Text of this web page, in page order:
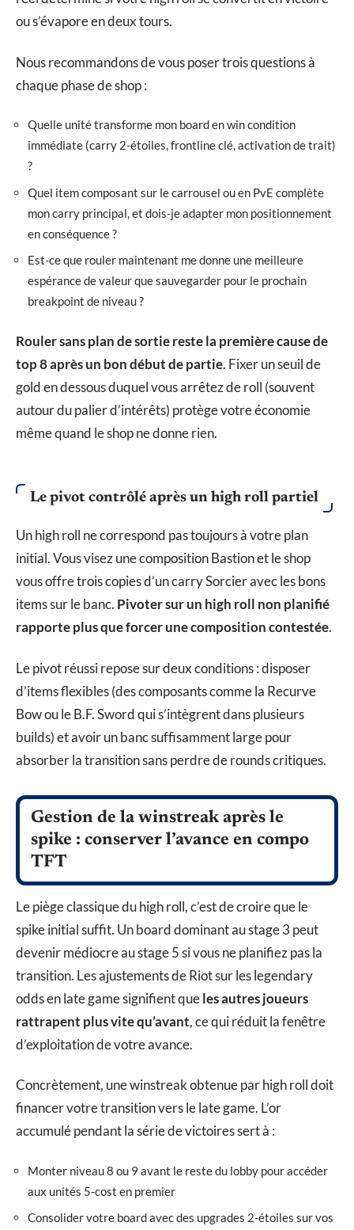
ou s’évapore en deux tours.
Nous recommandons de vous poser trois questions à
chaque phase de shop :
Quelle unité transforme mon board en win condition
immédiate (carry 2-étoiles, frontline clé, activation de trait)
?
Quel item composant sur le carrousel ou en PvE complète
mon carry principal, et dois-je adapter mon positionnement
en conséquence ?
Est-ce que rouler maintenant me donne une meilleure
espérance de valeur que sauvegarder pour le prochain
breakpoint de niveau ?
Rouler sans plan de sortie reste la première cause de
top 8 après un bon début de partie. Fixer un seuil de
gold en dessous duquel vous arrêtez de roll (souvent
autour du palier d’intérêts) protège votre économie
même quand le shop ne donne rien.
Le pivot contrôlé après un high roll partiel
Un high roll ne correspond pas toujours à votre plan
initial. Vous visez une composition Bastion et le shop
vous offre trois copies d’un carry Sorcier avec les bons
items sur le banc. Pivoter sur un high roll non planifié
rapporte plus que forcer une composition contestée.
Le pivot réussi repose sur deux conditions : disposer
d’items flexibles (des composants comme la Recurve
Bow ou le B.F. Sword qui s’intègrent dans plusieurs
builds) et avoir un banc suffisamment large pour
absorber la transition sans perdre de rounds critiques.
Gestion de la winstreak après le
spike : conserver l’avance en compo
TFT
Le piège classique du high roll, c’est de croire que le
spike initial suffit. Un board dominant au stage 3 peut
devenir médiocre au stage 5 si vous ne planifiez pas la
transition. Les ajustements de Riot sur les legendary
odds en late game signifient queles autres joueurs
rattrapent plus vite qu’avant, ce qui réduit la fenêtre
d’exploitation de votre avance.
Concrètement, une winstreak obtenue par high roll doit
financer votre transition vers le late game. L’or
accumulé pendant la série de victoires sert à :
Monter niveau 8 ou 9 avant le reste du lobby pour accéder
aux unités 5-cost en premier
Consolider votre board avec des upgrades 2-étoiles sur vos